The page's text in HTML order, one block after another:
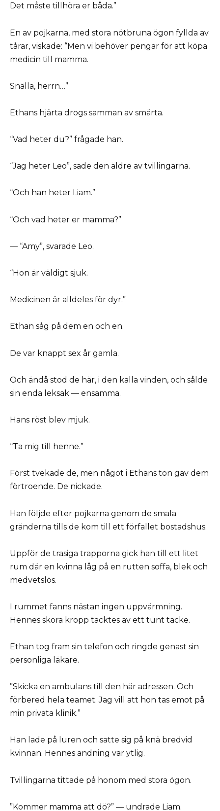
Det måste tillhöra er båda.”
En av pojkarna, med stora nötbruna ögon fyllda av
tårar, viskade: “Men vi behöver pengar för att köpa
medicin till mamma.
Snälla, herrn…”
Ethans hjärta drogs samman av smärta.
“Vad heter du?” frågade han.
“Jag heter Leo”, sade den äldre av tvillingarna.
“Och han heter Liam.”
“Och vad heter er mamma?”
— “Amy”, svarade Leo.
“Hon är väldigt sjuk.
Medicinen är alldeles för dyr.”
Ethan såg på dem en och en.
De var knappt sex år gamla.
Och ändå stod de här, i den kalla vinden, och sålde
sin enda leksak — ensamma.
Hans röst blev mjuk.
“Ta mig till henne.”
Först tvekade de, men något i Ethans ton gav dem
förtroende. De nickade.
Han följde efter pojkarna genom de smala
gränderna tills de kom till ett förfallet bostadshus.
Uppför de trasiga trapporna gick han till ett litet
rum där en kvinna låg på en rutten soffa, blek och
medvetslös.
I rummet fanns nästan ingen uppvärmning.
Hennes sköra kropp täcktes av ett tunt täcke.
Ethan tog fram sin telefon och ringde genast sin
personliga läkare.
”Skicka en ambulans till den här adressen. Och
förbered hela teamet. Jag vill att hon tas emot på
min privata klinik.”
Han lade på luren och satte sig på knä bredvid
kvinnan. Hennes andning var ytlig.
Tvillingarna tittade på honom med stora ögon.
”Kommer mamma att dö?” — undrade Liam.